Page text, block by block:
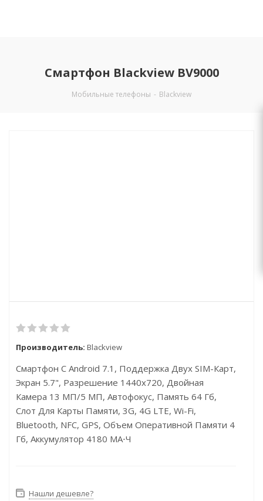
Смартфон Blackview BV9000
Мобильные телефоны - Blackview
Производитель: Blackview
Смартфон С Android 7.1, Поддержка Двух SIM-Карт,
Экран 5.7", Разрешение 1440x720, Двойная
Камера 13 МП/5 МП, Автофокус, Память 64 Гб,
Слот Для Карты Памяти, 3G, 4G LTE, Wi-Fi,
Bluetooth, NFC, GPS, Объем Оперативной Памяти 4
Гб, Аккумулятор 4180 МА⋅ч
Нашли дешевле?